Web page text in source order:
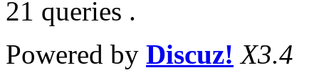
21 queries .
Powered by Discuz! X3.4